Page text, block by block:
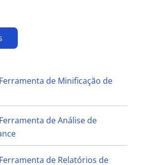
de Minificação de
de Análise de
de Relatórios de